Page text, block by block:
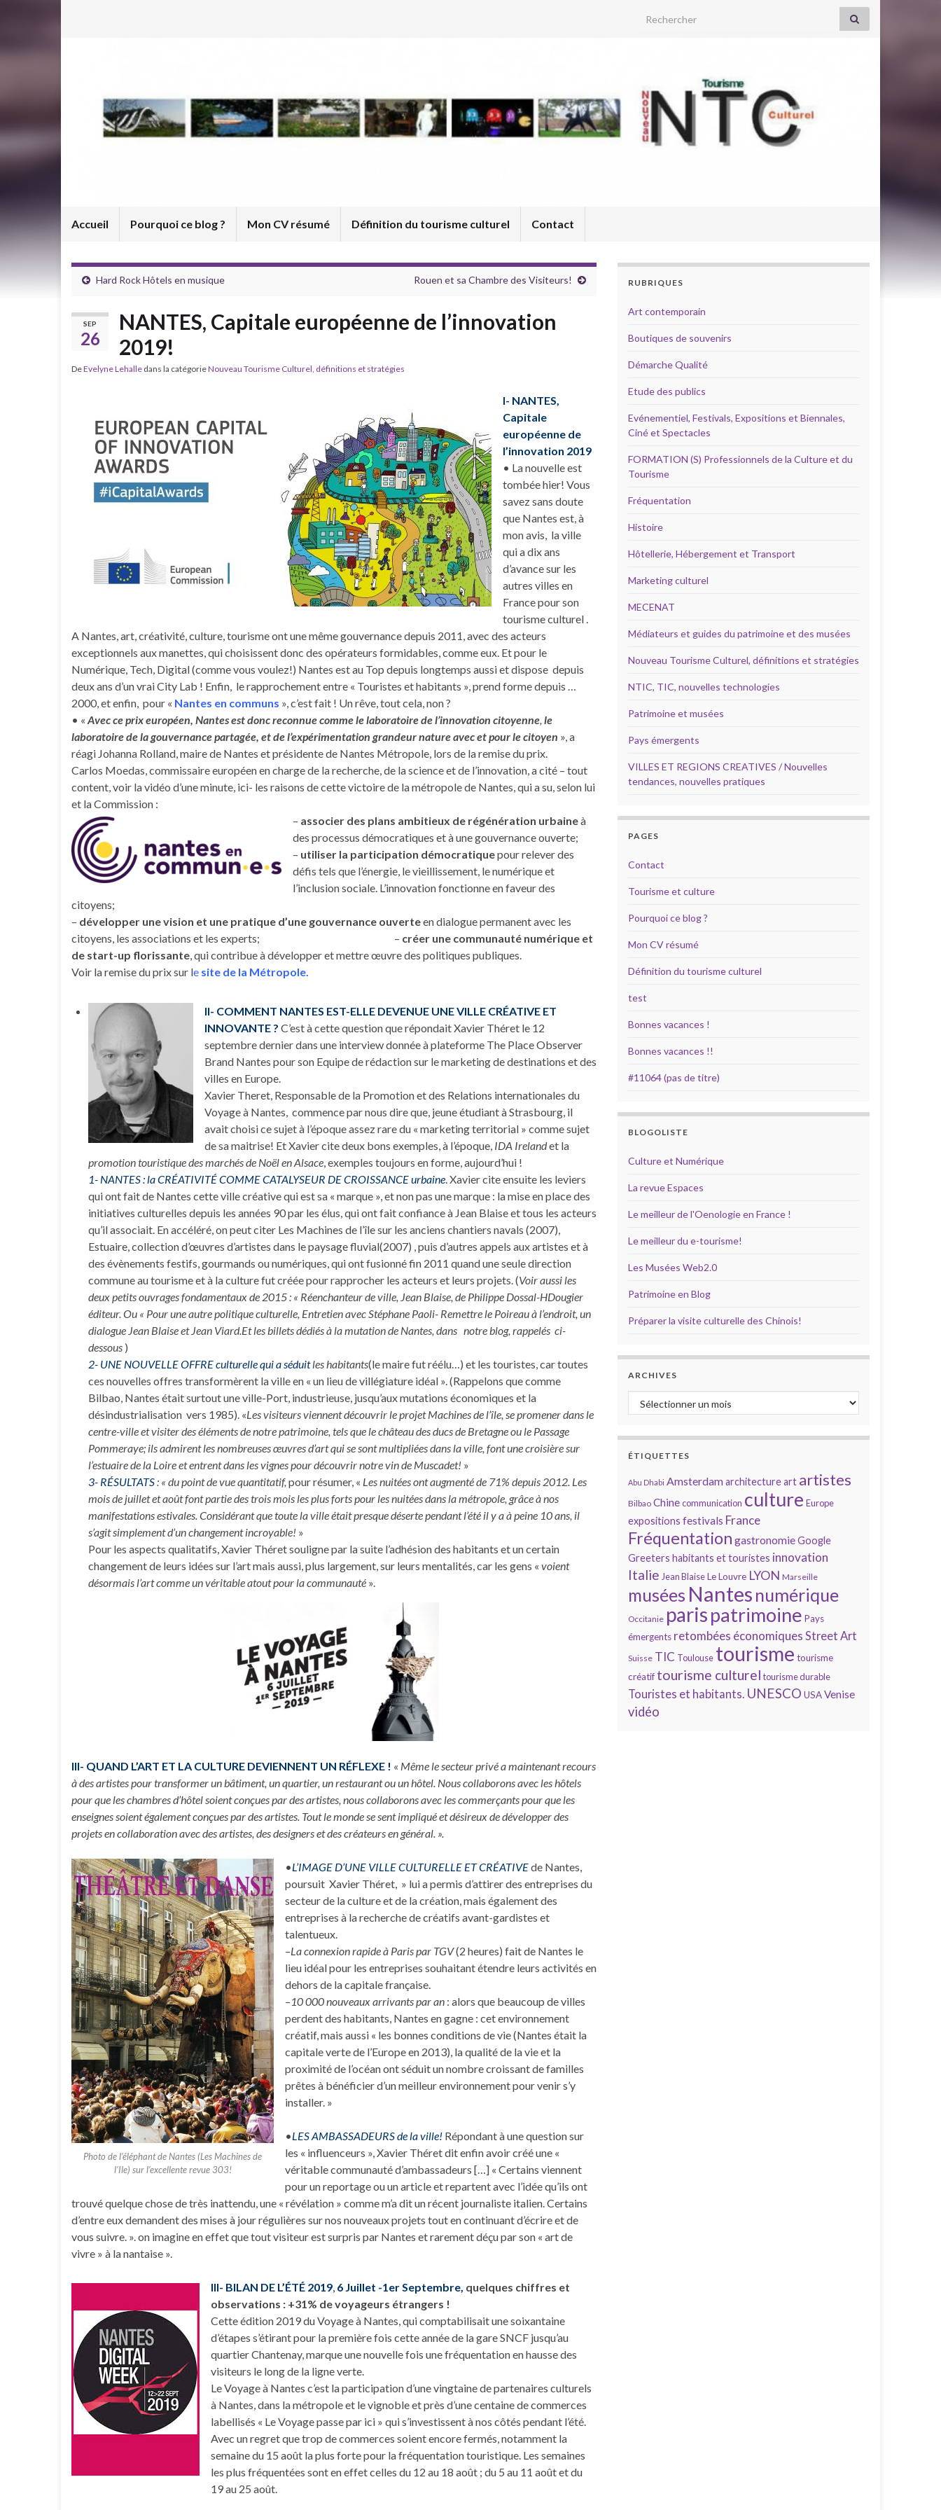
Search for:
Accueil Pourquoi ce blog ? Mon CV résumé Définition du tourisme culturel Contact
Hard Rock Hôtels en musique Rouen et sa Chambre des Visiteurs!
SEP
26
NANTES, Capitale européenne de l’innovation
2019!
DeEvelyne Lehalle dans la catégorieNouveau Tourisme Culturel, définitions et stratégies
I- NANTES,
Capitale
européenne de
l’innovation 2019
• La nouvelle est
tombée hier! Vous
savez sans doute
que Nantes est, à
mon avis, la ville
qui a dix ans
d’avance sur les
autres villes en
France pour son
tourisme culturel .
A Nantes, art, créativité, culture, tourisme ont une même gouvernance depuis 2011, avec des acteurs
exceptionnels aux manettes, qui choisissent donc des opérateurs formidables, comme eux. Et pour le
Numérique, Tech, Digital (comme vous voulez!) Nantes est au Top depuis longtemps aussi et dispose depuis
deux ans d’un vrai City Lab ! Enfin, le rapprochement entre « Touristes et habitants », prend forme depuis …
2000, et enfin, pour « Nantes en communs », c’est fait ! Un rêve, tout cela, non ?
• « Avec ce prix européen, Nantes est donc reconnue comme le laboratoire de l’innovation citoyenne, le
laboratoire de la gouvernance partagée, et de l’expérimentation grandeur nature avec et pour le citoyen », a
réagi Johanna Rolland, maire de Nantes et présidente de Nantes Métropole, lors de la remise du prix.
Carlos Moedas, commissaire européen en charge de la recherche, de la science et de l’innovation, a cité – tout
content, voir la vidéo d’une minute, ici- les raisons de cette victoire de la métropole de Nantes, qui a su, selon lui
et la Commission :
– associer des plans ambitieux de régénération urbaineà
des processus démocratiques et à une gouvernance ouverte;
– utiliser la participation démocratiquepour relever des
défis tels que l’énergie, le vieillissement, le numérique et
l’inclusion sociale. L’innovation fonctionne en faveur des
citoyens;
– développer une vision et une pratique d’une gouvernance ouverteen dialogue permanent avec les
citoyens, les associations et les experts; – créer une communauté numérique et
de start-up florissante, qui contribue à développer et mettre œuvre des politiques publiques.
Voir la remise du prix sur le site de la Métropole.
II- COMMENT NANTES EST-ELLE DEVENUE UNE VILLE CRÉATIVE ET
INNOVANTE ? C’est à cette question que répondait Xavier Théret le 12
septembre dernier dans une interview donnée à plateforme The Place Observer
Brand Nantes pour son Equipe de rédaction sur le marketing de destinations et des
villes en Europe.
Xavier Theret, Responsable de la Promotion et des Relations internationales du
Voyage à Nantes, commence par nous dire que, jeune étudiant à Strasbourg, il
avait choisi ce sujet à l’époque assez rare du « marketing territorial » comme sujet
de sa maitrise! Et Xavier cite deux bons exemples, à l’époque, IDA Irelandet la
promotion touristique des marchés de Noël en Alsace, exemples toujours en forme, aujourd’hui !
1- NANTES : la CRÉATIVITÉ COMME CATALYSEUR DE CROISSANCE urbaine. Xavier cite ensuite les leviers
qui ont fait de Nantes cette ville créative qui est sa « marque », et non pas une marque : la mise en place des
initiatives culturelles depuis les années 90 par les élus, qui ont fait confiance à Jean Blaise et tous les acteurs
qu’il associait. En accéléré, on peut citer Les Machines de l’île sur les anciens chantiers navals (2007),
Estuaire, collection d’œuvres d’artistes dans le paysage fluvial(2007) , puis d’autres appels aux artistes et à
des évènements festifs, gourmands ou numériques, qui ont fusionné fin 2011 quand une seule direction
commune au tourisme et à la culture fut créée pour rapprocher les acteurs et leurs projets. (Voir aussi les
deux petits ouvrages fondamentaux de 2015 : « Réenchanteur de ville, Jean Blaise, de Philippe Dossal-HDougier
éditeur. Ou « Pour une autre politique culturelle, Entretien avec Stéphane Paoli- Remettre le Poireau à l’endroit, un
dialogue Jean Blaise et Jean Viard.Et les billets dédiés à la mutation de Nantes, dans notre blog, rappelés ci-
dessous )
2- UNE NOUVELLE OFFRE culturelle qui a séduitles habitants(le maire fut réélu…) et les touristes, car toutes
ces nouvelles offres transformèrent la ville en « un lieu de villégiature idéal ». (Rappelons que comme
Bilbao, Nantes était surtout une ville-Port, industrieuse, jusqu’aux mutations économiques et la
désindustrialisation vers 1985). «Les visiteurs viennent découvrir le projet Machines de l’île, se promener dans le
centre-ville et visiter des éléments de notre patrimoine, tels que le château des ducs de Bretagne ou le Passage
Pommeraye; ils admirent les nombreuses œuvres d’art qui se sont multipliées dans la ville, font une croisière sur
l’estuaire de la Loire et entrent dans les vignes pour découvrir notre vin de Muscadet! »
3- RÉSULTATS: « du point de vue quantitatif, pour résumer, « Les nuitées ont augmenté de 71% depuis 2012. Les
mois de juillet et août font partie des trois mois les plus forts pour les nuitées dans la métropole, grâce à nos
manifestations estivales. Considérant que toute la ville était presque déserte pendant l’été il y a à peine 10 ans, il
s’agit simplement d’un changement incroyable! »
Pour les aspects qualitatifs, Xavier Théret souligne par la suite l’adhésion des habitants et un certain
changement de leurs idées sur l’art mais aussi, plus largement, sur leurs mentalités, car les gens « voient
désormais l’art comme un véritable atout pour la communauté ».
III- QUAND L’ART ET LA CULTURE DEVIENNENT UN RÉFLEXE ! « Même le secteur privé a maintenant recours
à des artistes pour transformer un bâtiment, un quartier, un restaurant ou un hôtel. Nous collaborons avec les hôtels
pour que les chambres d’hôtel soient conçues par des artistes, nous collaborons avec les commerçants pour que les
enseignes soient également conçues par des artistes. Tout le monde se sent impliqué et désireux de développer des
projets en collaboration avec des artistes, des designers et des créateurs en général. ».
Photo de l’éléphant de Nantes (Les Machines de
l’Ile) sur l’excellente revue 303!
•L’IMAGE D’UNE VILLE CULTURELLE ET CRÉATIVEde Nantes,
poursuit Xavier Théret, » lui a permis d’attirer des entreprises du
secteur de la culture et de la création, mais également des
entreprises à la recherche de créatifs avant-gardistes et
talentueux.
–La connexion rapide à Paris par TGV(2 heures) fait de Nantes le
lieu idéal pour les entreprises souhaitant étendre leurs activités en
dehors de la capitale française.
–10 000 nouveaux arrivants par an : alors que beaucoup de villes
perdent des habitants, Nantes en gagne : cet environnement
créatif, mais aussi « les bonnes conditions de vie (Nantes était la
capitale verte de l’Europe en 2013), la qualité de la vie et la
proximité de l’océan ont séduit un nombre croissant de familles
prêtes à bénéficier d’un meilleur environnement pour venir s’y
installer. »
•LES AMBASSADEURS de la ville! Répondant à une question sur
les « influenceurs », Xavier Théret dit enfin avoir créé une «
véritable communauté d’ambassadeurs […] « Certains viennent
pour un reportage ou un article et repartent avec l’idée qu’ils ont
trouvé quelque chose de très inattendu, une « révélation » comme m’a dit un récent journaliste italien. Certains
d’entre eux demandent des mises à jour régulières sur nos nouveaux projets tout en continuant d’écrire et de
vous suivre. ». on imagine en effet que tout visiteur est surpris par Nantes et rarement déçu par son « art de
vivre » à la nantaise ».
III- BILAN DE L’ÉTÉ 2019, 6 Juillet -1er Septembre, quelques chiffres et
observations : +31% de voyageurs étrangers !
Cette édition 2019 du Voyage à Nantes, qui comptabilisait une soixantaine
d’étapes s’étirant pour la première fois cette année de la gare SNCF jusqu’au
quartier Chantenay, marque une nouvelle fois une fréquentation en hausse des
visiteurs le long de la ligne verte.
Le Voyage à Nantes c’est la participation d’une vingtaine de partenaires culturels
à Nantes, dans la métropole et le vignoble et près d’une centaine de commerces
labellisés « Le Voyage passe par ici » qui s’investissent à nos côtés pendant l’été.
Avec un regret que trop de commerces soient encore fermés, notamment la
semaine du 15 août la plus forte pour la fréquentation touristique. Les semaines
les plus fréquentées sont en effet celles du 12 au 18 août ; du 5 au 11 août et du
19 au 25 août.
RUBRIQUES
Art contemporain
Boutiques de souvenirs
Démarche Qualité
Etude des publics
Evénementiel, Festivals, Expositions et Biennales,
Ciné et Spectacles
FORMATION (S) Professionnels de la Culture et du
Tourisme
Fréquentation
Histoire
Hôtellerie, Hébergement et Transport
Marketing culturel
MECENAT
Médiateurs et guides du patrimoine et des musées
Nouveau Tourisme Culturel, définitions et stratégies
NTIC, TIC, nouvelles technologies
Patrimoine et musées
Pays émergents
VILLES ET REGIONS CREATIVES / Nouvelles
tendances, nouvelles pratiques
PAGES
Contact
Tourisme et culture
Pourquoi ce blog ?
Mon CV résumé
Définition du tourisme culturel
test
Bonnes vacances !
Bonnes vacances !!
#11064 (pas de titre)
BLOGOLISTE
Culture et Numérique
La revue Espaces
Le meilleur de l'Oenologie en France !
Le meilleur du e-tourisme!
Les Musées Web2.0
Patrimoine en Blog
Préparer la visite culturelle des Chinois!
ARCHIVES
Archives
ÉTIQUETTES
Abu Dhabi Amsterdamarchitectureart artistes
Bilbao Chinecommunication culture Europe
expositions festivals France
Fréquentation gastronomieGoogle
Greeters habitants et touristes innovation
Italie Jean BlaiseLe Louvre LYON Marseille
musées Nantes numérique
Occitanie parispatrimoine Pays
émergents retombées économiques Street Art
Suisse TIC Toulouse tourisme tourisme
créatif tourisme culturel tourisme durable
Touristes et habitants. UNESCO USAVenise
vidéo